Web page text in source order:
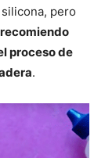
pero
recomiendo
proceso de
.